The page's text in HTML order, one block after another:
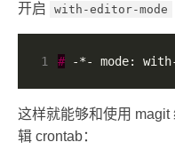
开启
with-editor-mode
1 # -*- mode:
这样就能够和使用 magit
辑 crontab：